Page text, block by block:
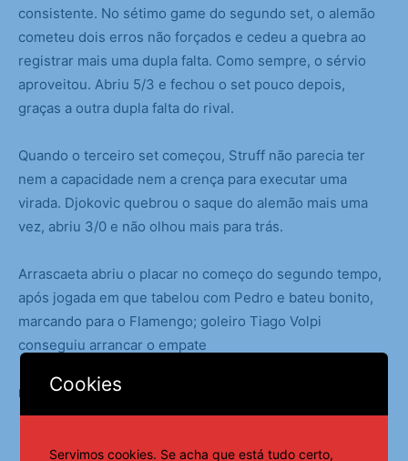
consistente. No sétimo game do segundo set, o alemão
cometeu dois erros não forçados e cedeu a quebra ao
registrar mais uma dupla falta. Como sempre, o sérvio
aproveitou. Abriu 5/3 e fechou o set pouco depois,
graças a outra dupla falta do rival.
Quando o terceiro set começou, Struff não parecia ter
nem a capacidade nem a crença para executar uma
virada. Djokovic quebrou o saque do alemão mais uma
vez, abriu 3/0 e não olhou mais para trás.
Arrascaeta abriu o placar no começo do segundo tempo,
após jogada em que tabelou com Pedro e bateu bonito,
marcando para o Flamengo; goleiro Tiago Volpi
conseguiu arrancar o empate
Folhapress | 06:20 – 01/09/2025
Cookies
Servimos cookies. Se acha que está tudo certo,